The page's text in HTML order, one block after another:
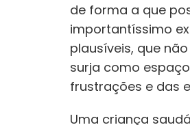
de forma a que
importantíssimo
plausíveis, que
surja como
frustrações e das
Uma criança